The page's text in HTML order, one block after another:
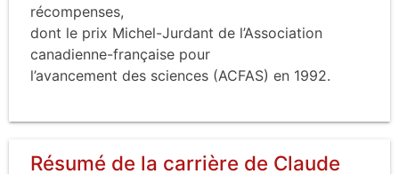
récompenses,
dont le prix Michel-Jurdant de l’Association
canadienne-française pour
l’avancement des sciences (ACFAS) en 1992.
Résumé de la carrière de Claude